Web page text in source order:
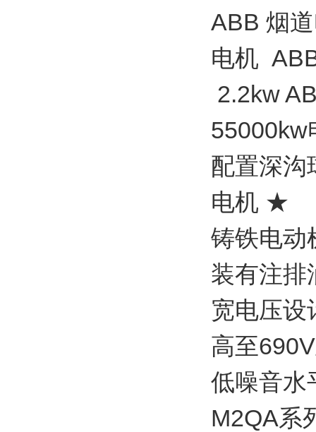
ABB 烟
电机
2.2kw
55000kw
配置深沟
电机 ★
铸铁电动
装有注排
宽电压设
高至
低噪音水
M2QA系